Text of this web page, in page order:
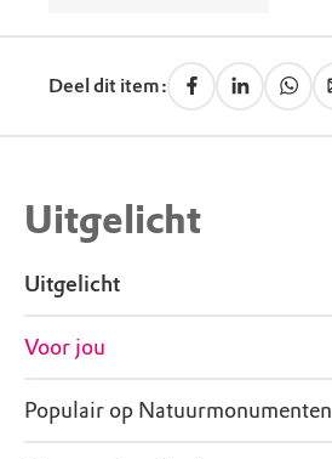
Deel dit item:
Uitgelicht
Uitgelicht
Voor jou
Populair op Natuurmonumenten